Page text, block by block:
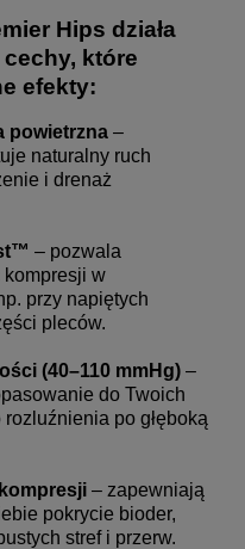
Hips działa
które
efekty:
powietrzna –
naturalny ruch
i drenaż
– pozwala
w
przy napiętych
pleców.
(40–110 mmHg) –
do Twoich
po głęboką
– zapewniają
pokrycie bioder,
stref i przerw.